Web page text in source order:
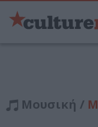
Μουσική /